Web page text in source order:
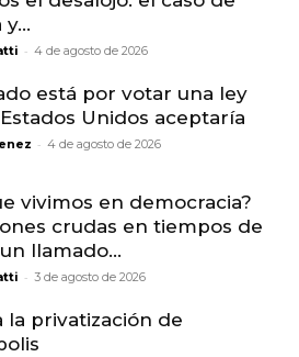
- 4 de agosto de 2026
está por votar una ley
Unidos aceptaría
- 4 de agosto de 2026
vivimos en democracia?
crudas en tiempos de
llamado...
- 3 de agosto de 2026
la privatización de